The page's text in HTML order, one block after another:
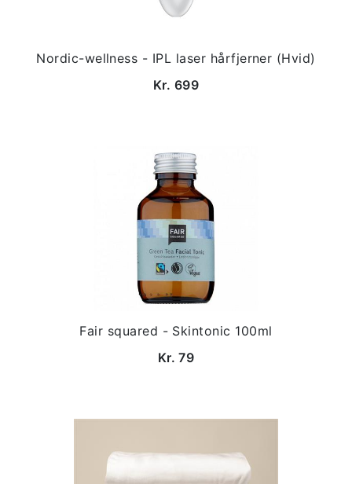
Nordic-wellness - IPL laser hårfjerner (Hvid)
Kr. 699
Fair squared - Skintonic 100ml
Kr. 79